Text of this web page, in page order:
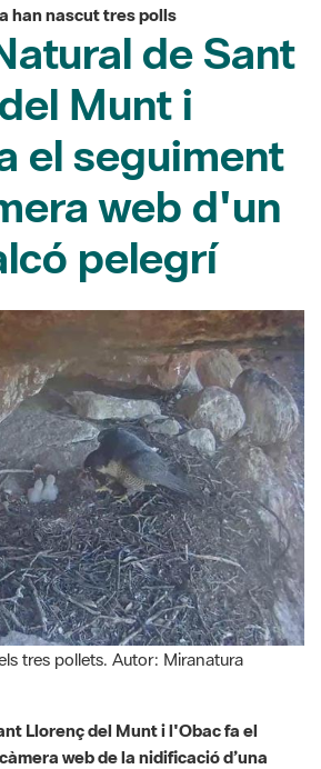
han nascut tres polls
de Sant
Munt i
el seguiment
web d'un
pelegrí
tres pollets. Autor: Miranatura
Llorenç del Munt i l'Obac fa el
web de la nidificació d’una